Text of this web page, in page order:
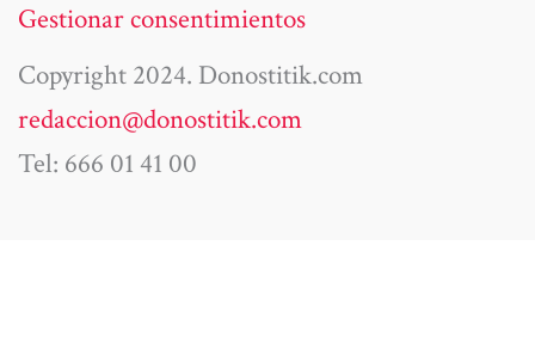
Gestionar consentimientos
Copyright 2024. Donostitik.com
redaccion@donostitik.com
Tel: 666 01 41 00